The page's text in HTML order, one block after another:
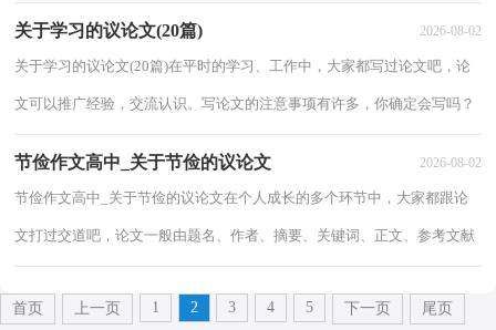
关于学习的议论文(20篇) 2026-08-02
关于学习的议论文(20篇)在平时的学习、工作中，大家都写过论文吧，论
文可以推广经验，交流认识。写论文的注意事项有许多，你确定会写吗？
节俭作文高中_关于节俭的议论文 2026-08-02
节俭作文高中_关于节俭的议论文在个人成长的多个环节中，大家都跟论
文打过交道吧，论文一般由题名、作者、摘要、关键词、正文、参考文献
首页 上一页 1 2 3 4 5 下一页 尾页